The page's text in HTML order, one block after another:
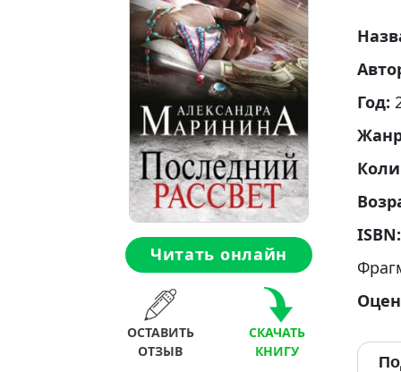
Читать онлайн
ОСТАВИТЬ
ОТЗЫВ
СКАЧАТЬ
КНИГУ
Год: